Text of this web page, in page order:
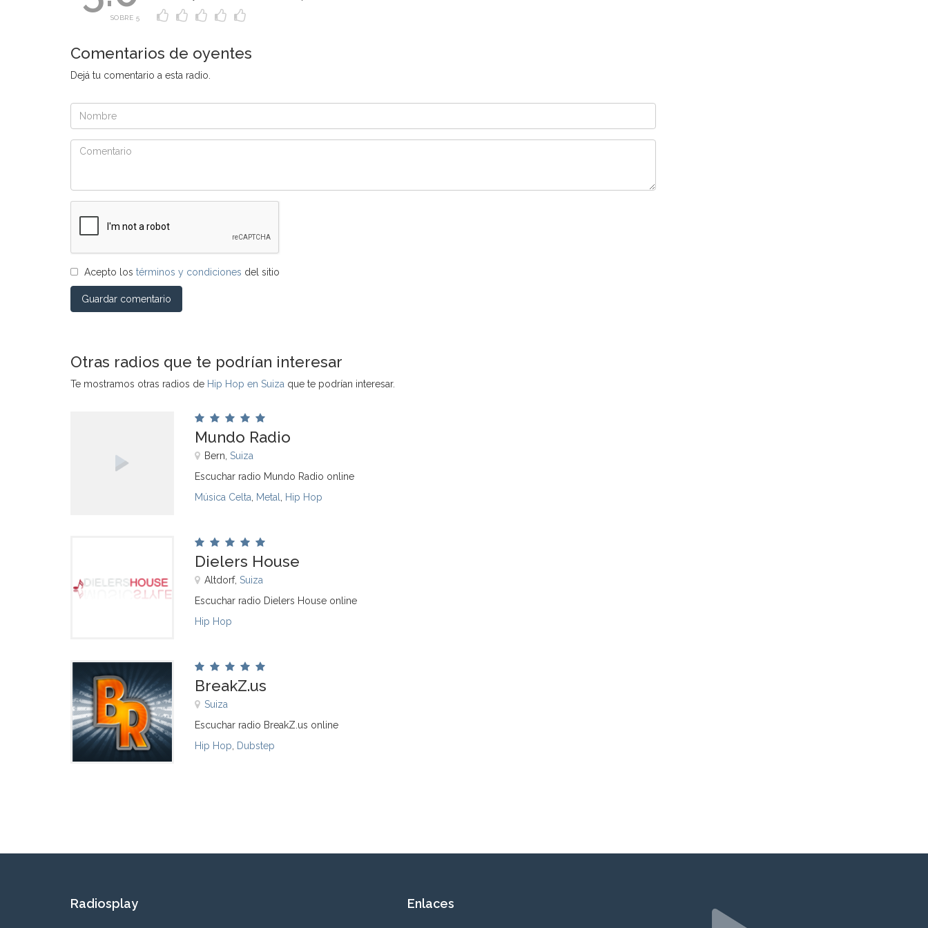
SOBRE 5
Comentarios de oyentes
Dejá tu comentario a esta radio.
Acepto los términos y condiciones del sitio
Guardar comentario
Otras radios que te podrían interesar
Te mostramos otras radios de Hip Hop en Suiza que te podrían interesar.
Mundo Radio
Bern, Suiza
Escuchar radio Mundo Radio online
Música Celta
Metal Hip Hop
Dielers House
Altdorf, Suiza
Escuchar radio Dielers House online
Hip Hop
BreakZ.us
Suiza
Escuchar radio BreakZ.us online
Hip Hop
Dubstep
Radiosplay Enlaces